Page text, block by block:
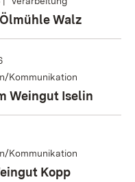
Walz
Kommunikation
Weingut Iselin
Kommunikation
Kopp